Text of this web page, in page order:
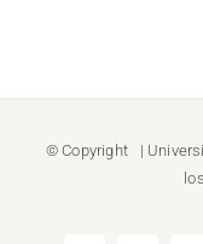
© Copyright |